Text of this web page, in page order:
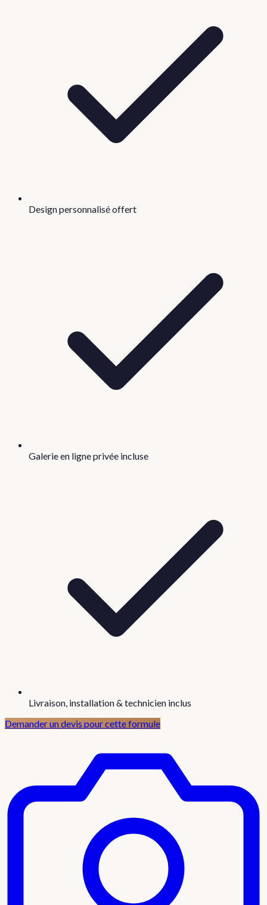
Design personnalisé offert
Galerie en ligne privée incluse
Livraison, installation & technicien inclus
Demander un devis pour cette formule